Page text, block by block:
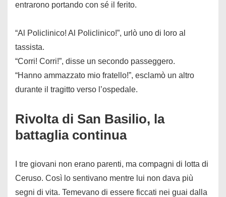
entrarono portando con sé il ferito.
“Al Policlinico! Al Policlinico!”, urlò uno di loro al
tassista.
“Corri! Corri!”, disse un secondo passeggero.
“Hanno ammazzato mio fratello!”, esclamò un altro
durante il tragitto verso l’ospedale.
Rivolta di San Basilio, la
battaglia continua
I tre giovani non erano parenti, ma compagni di lotta di
Ceruso. Così lo sentivano mentre lui non dava più
segni di vita. Temevano di essere ficcati nei guai dalla